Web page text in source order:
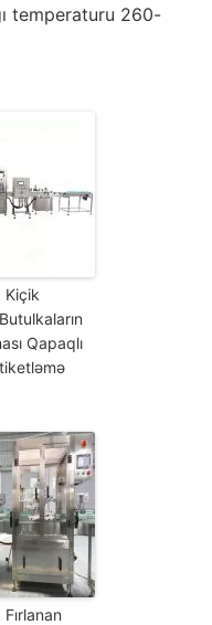
temperaturu 260-
Kiçik
Qapaqlı